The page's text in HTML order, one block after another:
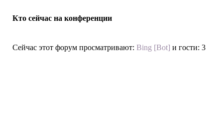
Кто сейчас на конференции
Сейчас этот форум просматривают: Bing [Bot] и гости: 3